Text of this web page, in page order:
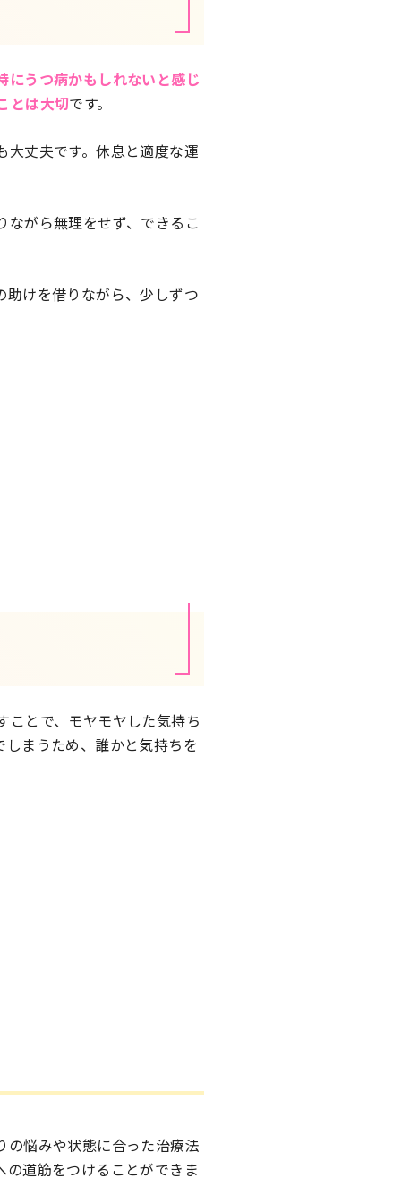
にうつ病かもしれないと感じ
とは大切です。
丈夫です。休息と適度な運
がら無理をせず、できるこ
けを借りながら、少しずつ
ことで、モヤモヤした気持ち
まうため、誰かと気持ちを
の悩みや状態に合った治療法
道筋をつけることができま